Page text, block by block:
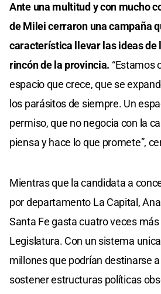
Ante una multitud y con mucho
de Milei cerraron una campaña
característica llevar las ideas de
rincón de la provincia. “Estamos
espacio que crece, que se
los parásitos de siempre. Un
permiso, que no negocia con la
piensa y hace lo que promete”,
Mientras que la candidata a
por departamento La Capital,
Santa Fe gasta cuatro veces
Legislatura. Con un sistema
millones que podrían destinarse
sostener estructuras políticas